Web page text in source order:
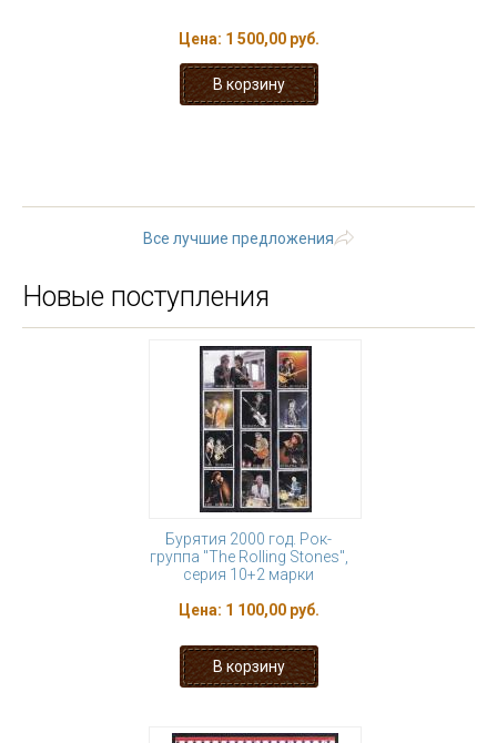
Цена: 1 500,00 руб.
Все лучшие предложения
Новые поступления
Бурятия 2000 год. Рок-
группа "The Rolling Stones",
серия 10+2 марки
Цена: 1 100,00 руб.